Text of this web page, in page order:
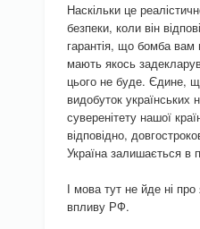
Наскільки це
безпеки, коли він
гарантія, що бомба
мають якось
цього не буде. Єдине,
видобуток українських
суверенітету нашої
відповідно,
Україна залишається в
І мова тут не йде ні про
впливу РФ.